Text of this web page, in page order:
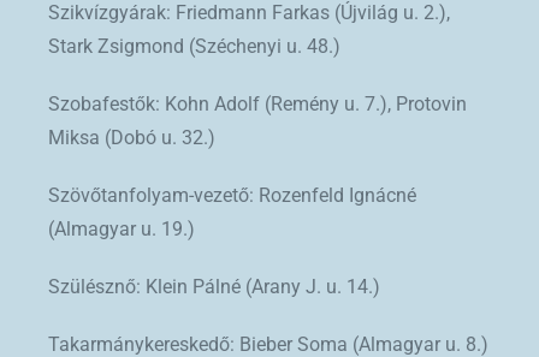
Szikvízgyárak: Friedmann Farkas (Újvilág u. 2.),
Stark Zsigmond (Széchenyi u. 48.)
Szobafestők: Kohn Adolf (Remény u. 7.), Protovin
Miksa (Dobó u. 32.)
Szövőtanfolyam-vezető: Rozenfeld Ignácné
(Almagyar u. 19.)
Szülésznő: Klein Pálné (Arany J. u. 14.)
Takarmánykereskedő: Bieber Soma (Almagyar u. 8.)